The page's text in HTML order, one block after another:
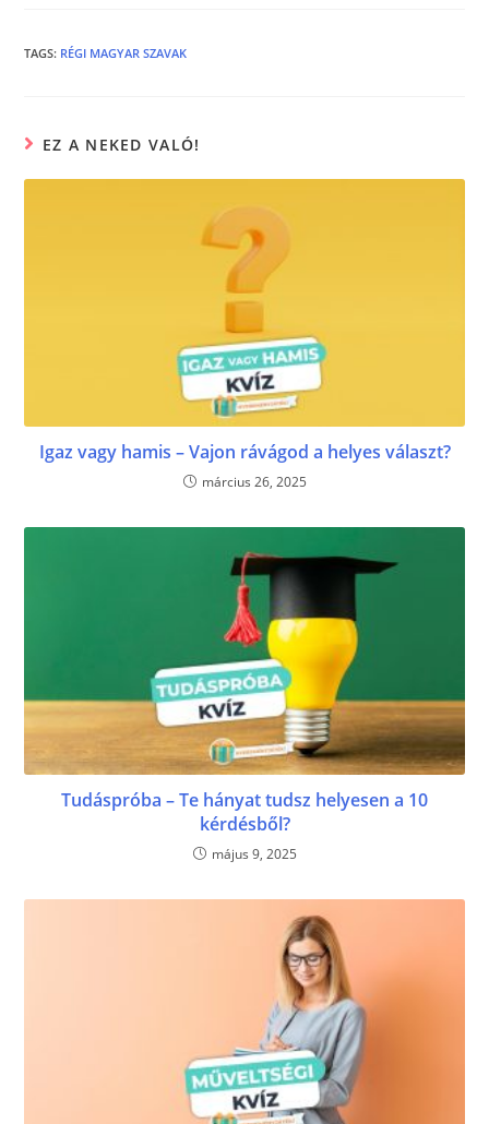
b
o
k
n
er
TAGS: RÉGI MAGYAR SZAVAK
EZ A NEKED VALÓ!
Igaz vagy hamis – Vajon rávágod a helyes választ?
március 26, 2025
Tudáspróba – Te hányat tudsz helyesen a 10
kérdésből?
május 9, 2025